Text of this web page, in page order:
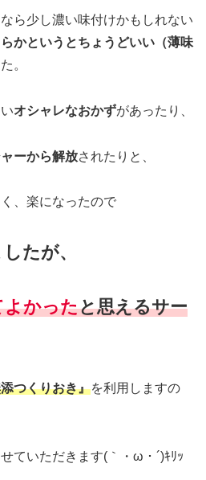
ら少し濃い味付けかもしれない
かというとちょうどいい（薄味
。
オシャレなおかずがあったり、
ーから解放されたりと、
、楽になったので
たが、
よかったと思えるサー
つくりおき』を利用しますの
ていただきます(｀・ω・´)ｷﾘｯ